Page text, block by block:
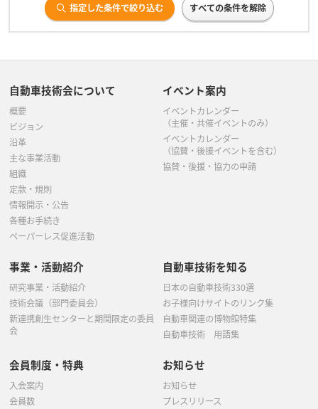
指定した条件で絞り込む すべての条件を解除
自動車技術会について
概要
ビジョン
沿革
主な事業活動
組織
定款・規則
情報開示・公告
各種お手続き
ペーパーレス促進活動
イベント案内
イベントカレンダー
（主催・共催イベントのみ）
イベントカレンダー
（協賛・後援イベントを含む）
協賛・後援・協力の申請
事業・活動紹介
研究事業・活動紹介
技術会議（部門委員会）
新連携創生センターと期間限定の委員
会
自動車技術を知る
日本の自動車技術330選
お子様向けサイトのリンク集
自動車関連の博物館特集
自動車技術 用語集
会員制度・特典
入会案内
会員数
お知らせ
お知らせ
プレスリリース